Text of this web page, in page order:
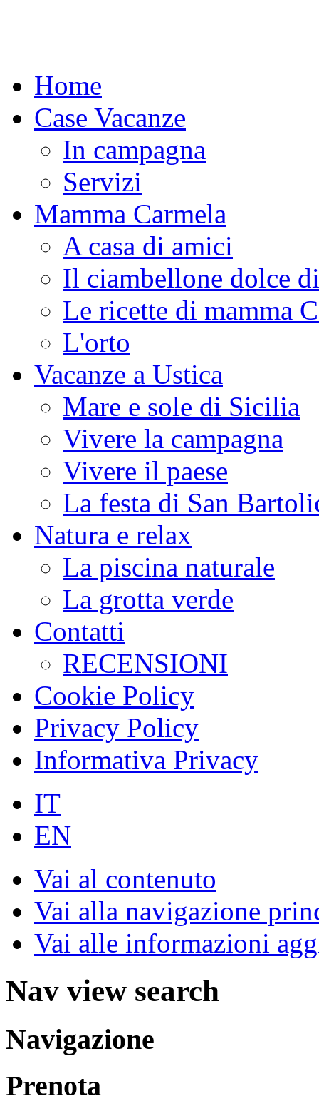
Home
Case Vacanze
In campagna
Servizi
Mamma Carmela
A casa di amici
Il ciambellone dolce
Le ricette di mamma
L'orto
Vacanze a Ustica
Mare e sole di Sicilia
Vivere la campagna
Vivere il paese
La festa di San
Natura e relax
La piscina naturale
La grotta verde
Contatti
RECENSIONI
Cookie Policy
Privacy Policy
Informativa Privacy
IT
EN
Vai al contenuto
Vai alla navigazione
Vai alle informazioni
Nav view search
Navigazione
Prenota